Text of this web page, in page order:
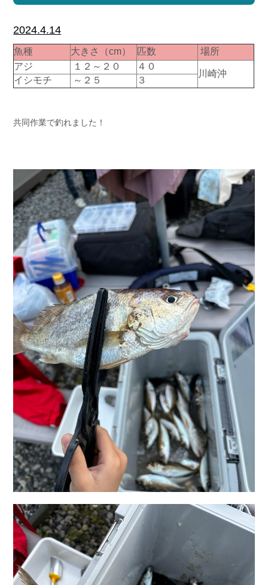
2024.4.14
魚種 大きさ（cm） 匹数
場所
アジ
１２～２０ ４０
川崎沖
イシモチ ～２５ ３
共同作業で釣れました！